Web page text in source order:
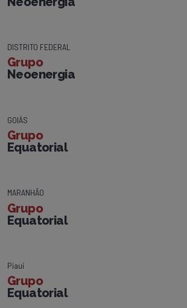
DISTRITO FEDERAL
Grupo
Neoenergia
GOIÁS
Grupo
Equatorial
MARANHÃO
Grupo
Equatorial
Piauí
Grupo
Equatorial